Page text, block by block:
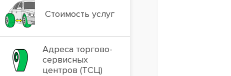
Стоимость услуг
Адреса торгово-
сервисных
центров (ТСЦ)